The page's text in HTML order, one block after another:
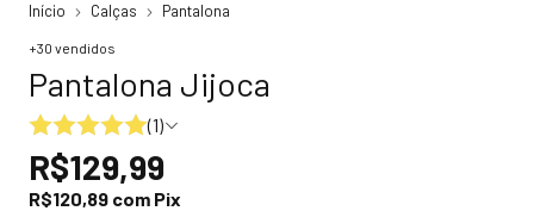
Início Calças Pantalona
+30 vendidos
Pantalona Jijoca
(1)
R$129,99
R$120,89 com Pix